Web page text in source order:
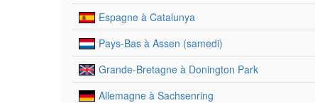
Espagne à Catalunya
Pays-Bas à Assen (samedi)
Grande-Bretagne à Donington Park
Allemagne à Sachsenring